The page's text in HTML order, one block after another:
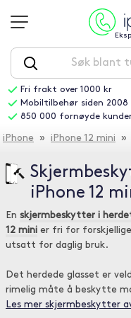
Fri frakt over 1000 kr
Mobiltilbehør siden 2008
850 000 fornøyde
iPhone » iPhone 12 mini »
iPhone 12
En skjermbeskytter i
12 mini er fri for
utsatt for daglig bruk.
Det herdede glasset er
rimelig måte å beskytte
Les mer skjermbeskytter